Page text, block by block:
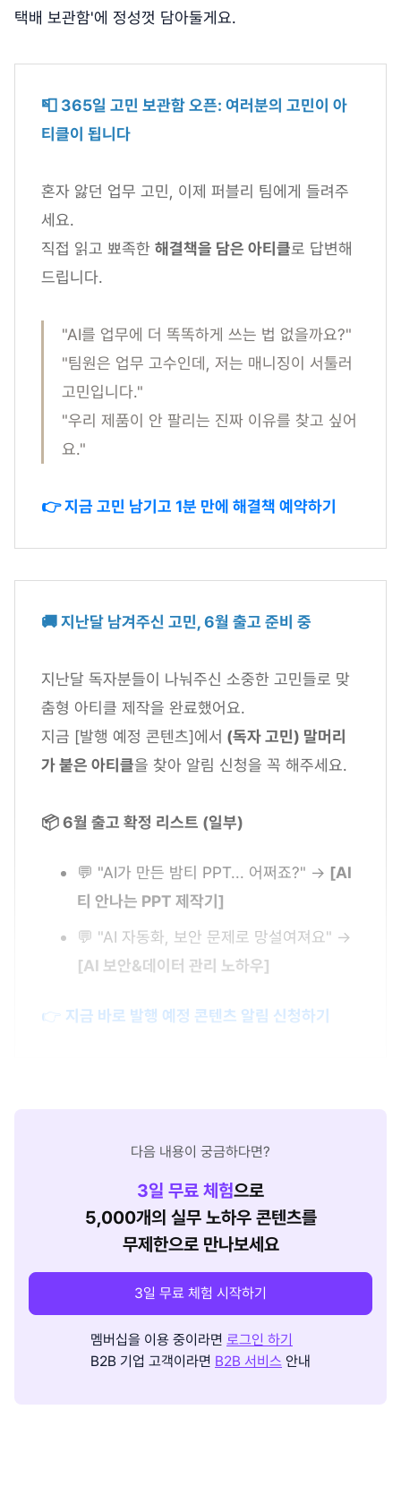
택배 보관함'에 정성껏 담아둘게요.
📮 365일 고민 보관함 오픈: 여러분의 고민이 아
티클이 됩니다
혼자 앓던 업무 고민, 이제 퍼블리 팀에게 들려주
세요.
직접 읽고 뾰족한 해결책을 담은 아티클로 답변해
드립니다.
"AI를 업무에 더 똑똑하게 쓰는 법 없을까요?"
"팀원은 업무 고수인데, 저는 매니징이 서툴러
고민입니다."
"우리 제품이 안 팔리는 진짜 이유를 찾고 싶어
요."
👉 지금 고민 남기고 1분 만에 해결책 예약하기
🚚 지난달 남겨주신 고민, 6월 출고 준비 중
지난달 독자분들이 나눠주신 소중한 고민들로 맞
춤형 아티클 제작을 완료했어요.
지금 [발행 예정 콘텐츠]에서 (독자 고민) 말머리
가 붙은 아티클을 찾아 알림 신청을 꼭 해주세요.
📦 6월 출고 확정 리스트 (일부)
💬 "AI가 만든 밤티 PPT... 어쩌죠?" → [AI
티 안나는 PPT 제작기]
💬 "AI 자동화, 보안 문제로 망설여져요" →
[AI 보안&데이터 관리 노하우]
👉 지금 바로 발행 예정 콘텐츠 알림 신청하기
다음 내용이 궁금하다면?
3일 무료 체험으로
5,000개의 실무 노하우 콘텐츠를
무제한으로 만나보세요
3일 무료 체험 시작하기
멤버십을 이용 중이라면 로그인 하기
B2B 기업 고객이라면 B2B 서비스 안내